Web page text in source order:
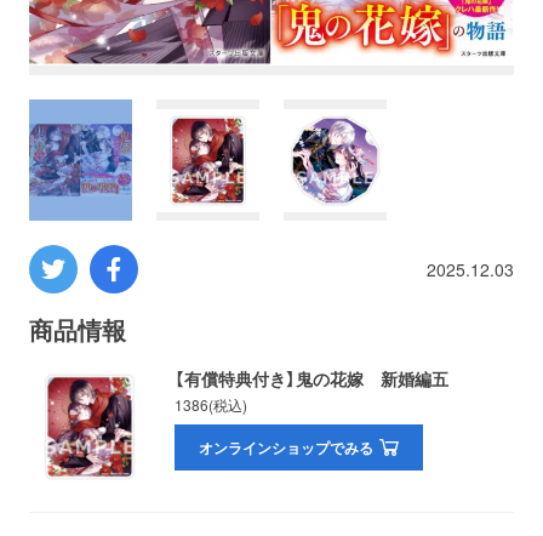
2025.12.03
商品情報
【有償特典付き】鬼の花嫁 新婚編五
1386(税込)
オンラインショップでみる
数学
コンピューター
ミリタリー
その他
特典
フェア お知らせ